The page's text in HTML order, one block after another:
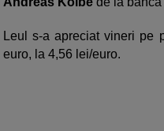
Leul s-a apreciat vineri pe
euro, la 4,56 lei/euro.